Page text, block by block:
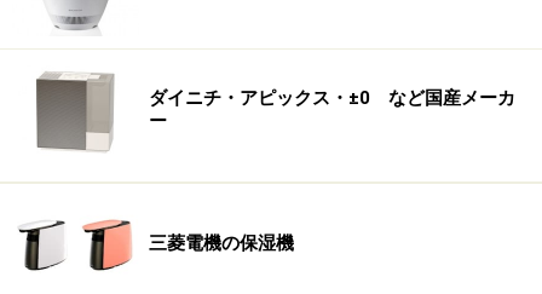
ダイニチ・アピックス・±0 など国産メーカ
ー
三菱電機の保湿機